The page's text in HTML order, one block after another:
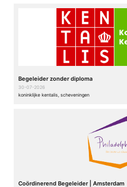
Begeleider zonder diploma
30-07-2026
koninklijke kentalis, scheveningen
Coördinerend Begeleider | Amsterdam